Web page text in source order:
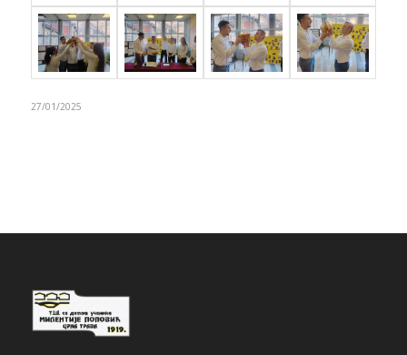
27/01/2025